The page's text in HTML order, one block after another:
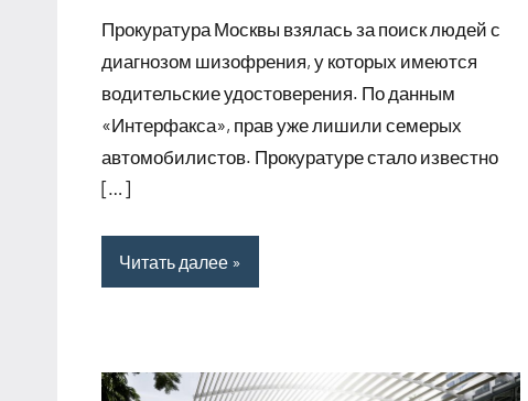
Прокуратура Москвы взялась за поиск людей с
диагнозом шизофрения, у которых имеются
водительские удостоверения. По данным
«Интерфакса», прав уже лишили семерых
автомобилистов. Прокуратуре стало известно
[…]
Читать далее